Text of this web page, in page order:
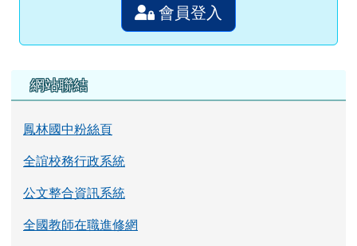
會員登入
左邊區域內容
網站聯結
鳳林國中粉絲頁
全誼校務行政系統
公文整合資訊系統
全國教師在職進修網